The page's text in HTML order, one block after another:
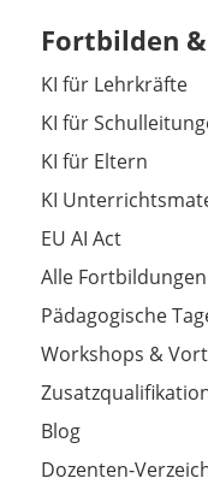
Fortbilden
KI für Lehrkräfte
KI für
KI für Eltern
KI
EU AI Act
Alle
Pädagogische
Workshops &
Blog
Dozenten-